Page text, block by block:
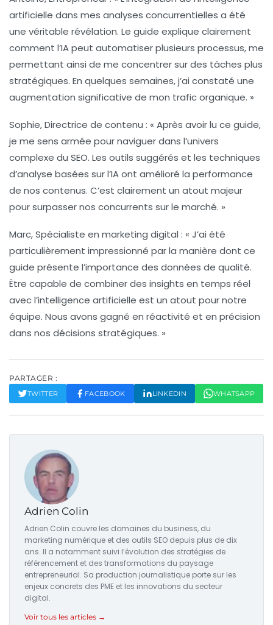
artificielle dans mes analyses concurrentielles a été
une véritable révélation. Le guide explique clairement
comment l’IA peut automatiser plusieurs processus, me
permettant ainsi de me concentrer sur des tâches plus
stratégiques. En quelques semaines, j’ai constaté une
augmentation significative de mon trafic organique. »
Sophie, Directrice de contenu : « Après avoir lu ce guide,
je me sens armée pour naviguer dans l’univers
complexe du SEO. Les outils suggérés et les techniques
d’analyse basées sur l’IA ont amélioré la performance
de nos contenus. C’est clairement un atout majeur
pour surpasser nos concurrents sur le marché. »
Marc, Spécialiste en marketing digital : « J’ai été
particulièrement impressionné par la manière dont ce
guide présente l’importance des données de qualité.
Être capable de combiner des insights en temps réel
avec l’intelligence artificielle est un atout pour notre
équipe. Nous avons gagné en réactivité et en précision
dans nos décisions stratégiques. »
PARTAGER :
TWITTER FACEBOOK LINKEDIN WHATSAPP
Adrien Colin
Adrien Colin couvre les domaines du business, du
marketing numérique et des outils SEO depuis plus de dix
ans. Il a notamment suivi l’évolution des stratégies de
référencement et des transformations du paysage
entrepreneurial. Sa production journalistique porte sur les
enjeux concrets des PME et les innovations du secteur
digital.
Voir tous les articles →